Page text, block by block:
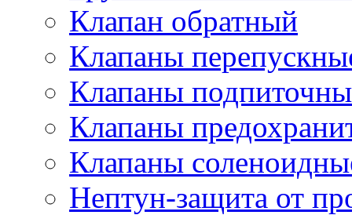
Клапан обратный
Клапаны
Клапаны
Клапаны
Клапаны
Нептун-защита от